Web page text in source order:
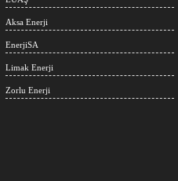
Aksa Enerji
EnerjiSA
Limak Enerji
Zorlu Enerji